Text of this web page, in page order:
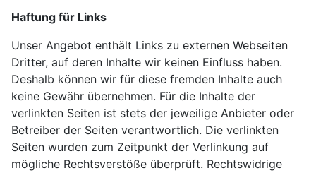
Haftung für Links
Unser Angebot enthält Links zu externen Webseiten
Dritter, auf deren Inhalte wir keinen Einfluss haben.
Deshalb können wir für diese fremden Inhalte auch
keine Gewähr übernehmen. Für die Inhalte der
verlinkten Seiten ist stets der jeweilige Anbieter oder
Betreiber der Seiten verantwortlich. Die verlinkten
Seiten wurden zum Zeitpunkt der Verlinkung auf
mögliche Rechtsverstöße überprüft. Rechtswidrige